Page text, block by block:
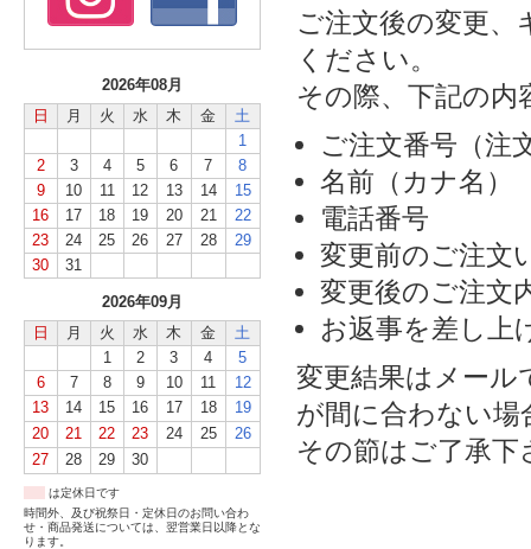
2026年08月
日
月 火 水 木 金
土
1
2
3 4 5 6 7
8
9
10 11 12 13 14
15
16
17 18 19 20 21
22
23
24 25 26 27 28
29
30
31
2026年09月
日
月 火 水 木 金
土
1
2 3 4
5
6
7 8 9 10 11
12
13
14 15 16 17 18
19
20
21 22 23 24 25
26
27
28 29 30
は定休日です
時間外、及び祝祭日・定休日のお問い合わ
せ・商品発送については、翌営業日以降とな
ります。
ご注文後の変更
ください。
その際、下記の内
ご注文番号（注
名前（カナ名）
電話番号
変更前のご注文
変更後のご注文
お返事を差し上
変更結果はメール
が間に合わない
その節はご了承下